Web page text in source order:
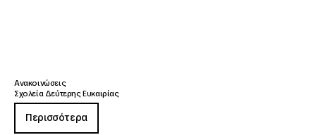
Ανακοινώσεις
Σχολεία Δεύτερης Ευκαιρίας
Περισσότερα